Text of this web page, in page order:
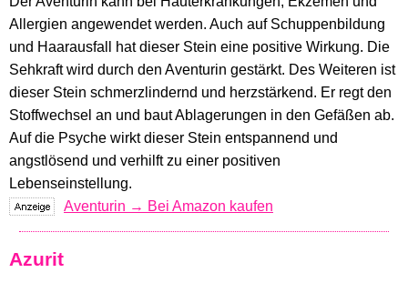
Allergien angewendet werden. Auch auf Schuppenbildung
und Haarausfall hat dieser Stein eine positive Wirkung. Die
Sehkraft wird durch den Aventurin gestärkt. Des Weiteren ist
dieser Stein schmerzlindernd und herzstärkend. Er regt den
Stoffwechsel an und baut Ablagerungen in den Gefäßen ab.
Auf die Psyche wirkt dieser Stein entspannend und
angstlösend und verhilft zu einer positiven
Lebenseinstellung.
Aventurin → Bei Amazon kaufen
Azurit